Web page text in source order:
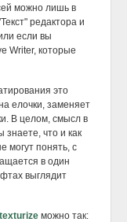
можно лишь в
редактора и
если вы
Writer, которые
это
елочки, заменяет
В целом, смысл в
знаете, что и как
могут понять, с
в один
выглядит
можно так: